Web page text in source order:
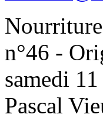
n°46 -
samedi
Pascal